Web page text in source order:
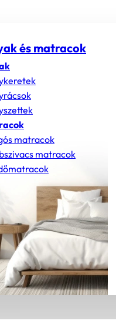
és matracok
matracok
matracok